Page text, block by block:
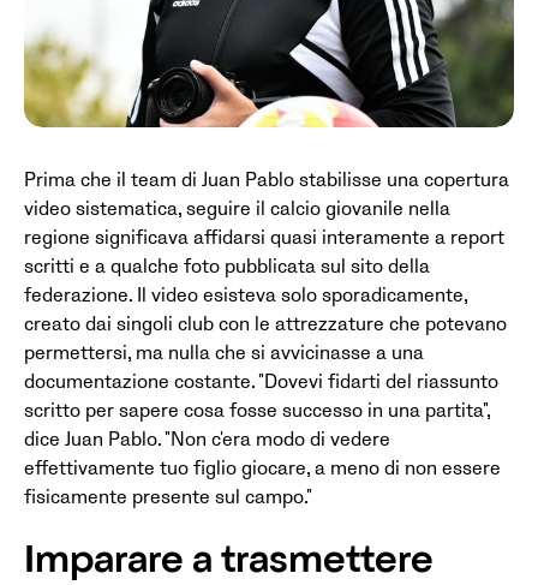
Prima che il team di Juan Pablo stabilisse una copertura
video sistematica, seguire il calcio giovanile nella
regione significava affidarsi quasi interamente a report
scritti e a qualche foto pubblicata sul sito della
federazione. Il video esisteva solo sporadicamente,
creato dai singoli club con le attrezzature che potevano
permettersi, ma nulla che si avvicinasse a una
documentazione costante. "Dovevi fidarti del riassunto
scritto per sapere cosa fosse successo in una partita",
dice Juan Pablo. "Non c'era modo di vedere
effettivamente tuo figlio giocare, a meno di non essere
fisicamente presente sul campo."
Imparare a trasmettere